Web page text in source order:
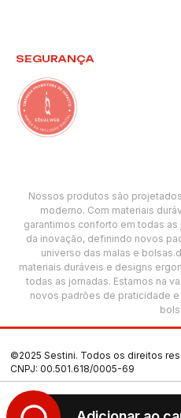
SEGURANÇA
Nossos produtos são
moderno. Com materiais
garantimos conforto em todas as
da inovação, definindo novos
universo das malas e
materiais duráveis e designs
todas as jornadas. Estamos na
novos padrões de praticidade
©2025 Sestini. Todos os direitos
CNPJ: 00.501.618/0005-69
Termos de Uso